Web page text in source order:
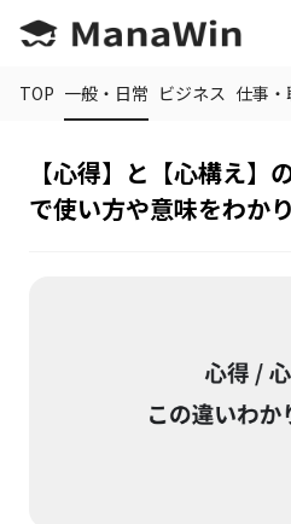
TOP 一般・日常 ビジネス 仕事
【心得】と【心構え】
で使い方や意味をわか